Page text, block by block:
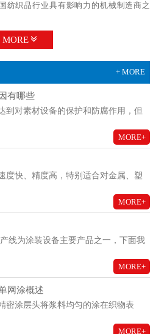
纺织品行业具有影响力的机械制造商之
MORE
+ MORE
有哪些
到对素材设备的保护和防腐作用，但
MORE+
度快、精度高，特别适合对金属、塑
MORE+
线为涂装设备主要产品之一，下面我
MORE+
网涂概述
密涂层头将浆料均匀的涂在织物表
MORE+